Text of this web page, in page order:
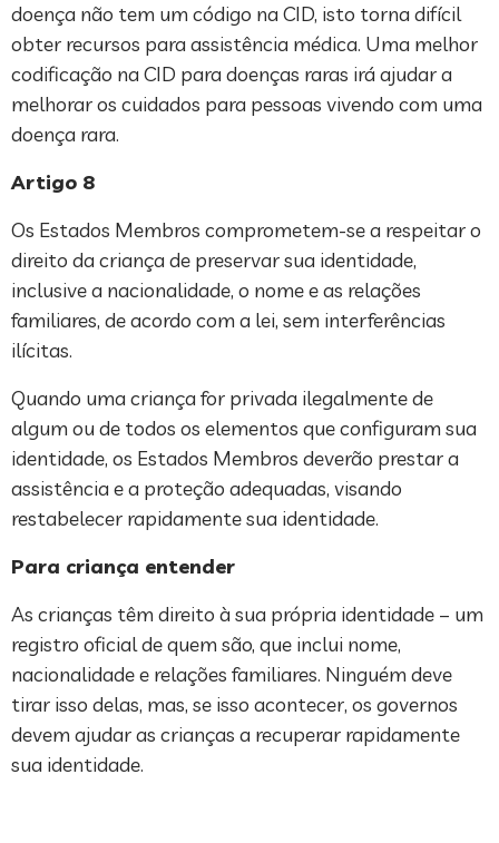
doença não tem um código na CID, isto torna difícil
obter recursos para assistência médica. Uma melhor
codificação na CID para doenças raras irá ajudar a
melhorar os cuidados para pessoas vivendo com uma
doença rara.
Artigo 8
Os Estados Membros comprometem-se a respeitar o
direito da criança de preservar sua identidade,
inclusive a nacionalidade, o nome e as relações
familiares, de acordo com a lei, sem interferências
ilícitas.
Quando uma criança for privada ilegalmente de
algum ou de todos os elementos que configuram sua
identidade, os Estados Membros deverão prestar a
assistência e a proteção adequadas, visando
restabelecer rapidamente sua identidade.
Para criança entender
As crianças têm direito à sua própria identidade – um
registro oficial de quem são, que inclui nome,
nacionalidade e relações familiares. Ninguém deve
tirar isso delas, mas, se isso acontecer, os governos
devem ajudar as crianças a recuperar rapidamente
sua identidade.